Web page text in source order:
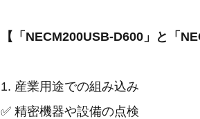
【「NECM200USB-D600」と「
1. 産業用途での組み込み
✅ 精密機器や設備の点検